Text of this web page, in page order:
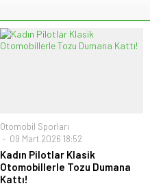
Otomobil Sporları
09 Mart 2026 18:52
Kadın Pilotlar Klasik
Otomobillerle Tozu Dumana
Kattı!